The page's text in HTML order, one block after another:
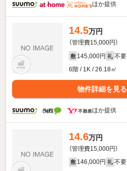
ほか提供
14.5万円
（管理費15,000円）
敷 145,000円 礼 不要
6階 / 1K / 26.18㎡
物件詳細を見る
ほか提供
14.6万円
（管理費15,000円）
敷 146,000円 礼 不要